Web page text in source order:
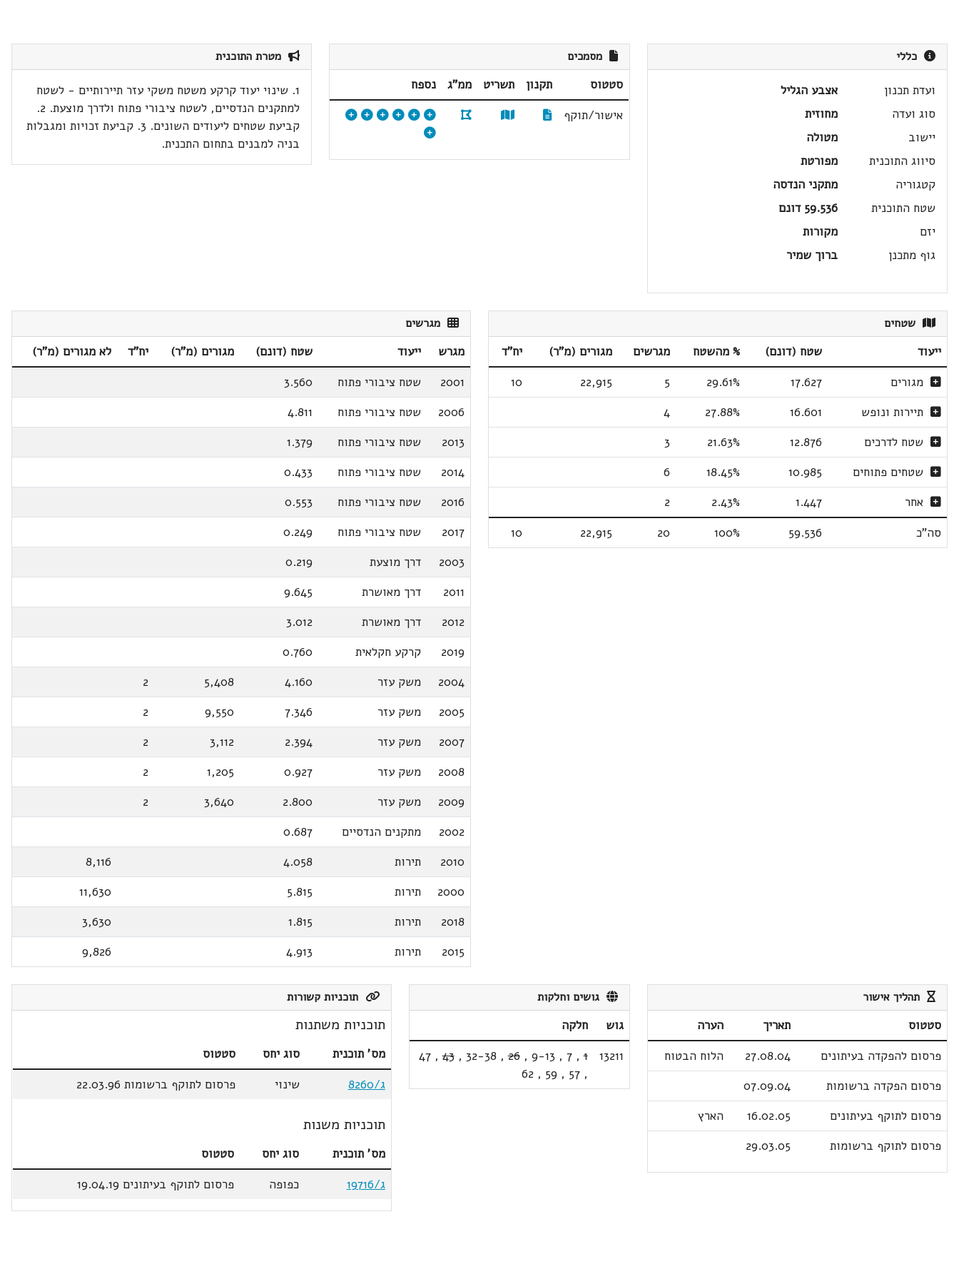
כללי
ועדת תכנון
אצבע הגליל
סוג ועדה
מחוזית
יישוב
מטולה
סיווג התוכנית
מפורטת
קטגוריה
מתקני הנדסה
שטח התוכנית
59.536 דונם
יזם
מקורות
גוף מתכנן
ברוך שמיר
מסמכים
סטטוס תקנון תשריט ממ"ג
נספח
אישור/תוקף
מטרת התוכנית
1. שינוי יעוד קרקע משטח משקי עזר תיירותיים - לשטח
למתקנים הנדסיים, לשטח ציבורי פתוח ולדרך מוצעת. 2.
קביעת שטחים ליעודים השונים. 3. קביעת זכויות ומגבלות
בניה למבנים בתחום התכנית.
שטחים
ייעוד שטח (דונם) % מהשטח מגרשים מגורים (מ"ר)
יח"ד
מגורים
17.627
29.61%
5
22,915
10
תיירות ונופש
16.601
27.88%
4
שטח לדרכים
12.876
21.63%
3
שטחים פתוחים
10.985
18.45%
6
אחר
1.447
2.43%
2
סה"כ
59.536
100%
20
22,915
10
מגרשים
מגרש ייעוד שטח (דונם) מגורים (מ"ר) יח"ד
לא מגורים (מ"ר)
2001
שטח ציבורי פתוח
3.560
2006
שטח ציבורי פתוח
4.811
2013
שטח ציבורי פתוח
1.379
2014
שטח ציבורי פתוח
0.433
2016
שטח ציבורי פתוח
0.553
2017
שטח ציבורי פתוח
0.249
2003
דרך מוצעת
0.219
2011
דרך מאושרת
9.645
2012
דרך מאושרת
3.012
2019
קרקע חקלאית
0.760
2004
משק עזר 4.160
5,408
2
2005
משק עזר 7.346
9,550
2
2007
משק עזר 2.394
3,112
2
2008
משק עזר 0.927
1,205
2
2009
משק עזר 2.800
3,640
2
2002
מתקנים הנדסיים
0.687
2010
תירות 4.058
8,116
2000
תירות 5.815
11,630
2018
תירות 1.815
3,630
2015
תירות 4.913
9,826
תהליך אישור
סטטוס תאריך
הערה
פרסום להפקדה בעיתונים
27.08.04
הלוח הבטוח
פרסום הפקדה ברשומות
07.09.04
פרסום לתוקף בעיתונים
16.02.05
הארץ
פרסום לתוקף ברשומות
29.03.05
גושים וחלקות
גוש
חלקה
13211
1
,
7
,
9-13
,
26
,
32-38
,
43
,
47
,
57
,
59
,
62
תוכניות קשורות
תוכניות משתנות
מס' תוכנית סוג יחס
סטטוס
ג/8260
שינוי פרסום לתוקף ברשומות 22.03.96
תוכניות משנות
מס' תוכנית סוג יחס
סטטוס
ג/19716
כפופה פרסום לתוקף בעיתונים 19.04.19